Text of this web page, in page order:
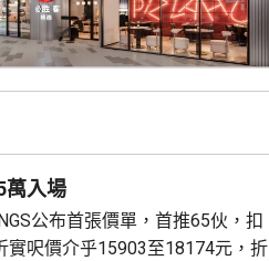
萬入場
公布首張價單，首推65伙，扣
實呎價介乎15903至18174元，折